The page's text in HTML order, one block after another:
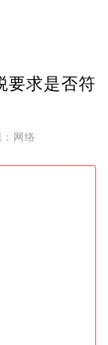
要求是否符
网络